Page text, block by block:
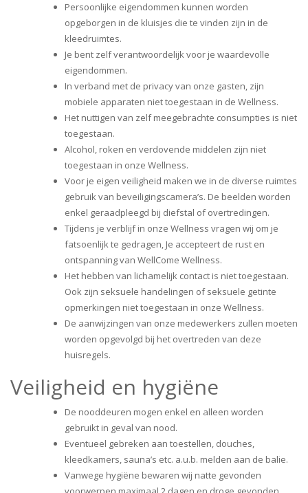
Persoonlijke eigendommen kunnen worden
opgeborgen in de kluisjes die te vinden zijn in de
kleedruimtes.
Je bent zelf verantwoordelijk voor je waardevolle
eigendommen.
In verband met de privacy van onze gasten, zijn
mobiele apparaten niet toegestaan in de Wellness.
Het nuttigen van zelf meegebrachte consumpties is niet
toegestaan.
Alcohol, roken en verdovende middelen zijn niet
toegestaan in onze Wellness.
Voor je eigen veiligheid maken we in de diverse ruimtes
gebruik van beveiligingscamera’s. De beelden worden
enkel geraadpleegd bij diefstal of overtredingen.
Tijdens je verblijf in onze Wellness vragen wij om je
fatsoenlijk te gedragen, Je accepteert de rust en
ontspanning van WellCome Wellness.
Het hebben van lichamelijk contact is niet toegestaan.
Ook zijn seksuele handelingen of seksuele getinte
opmerkingen niet toegestaan in onze Wellness.
De aanwijzingen van onze medewerkers zullen moeten
worden opgevolgd bij het overtreden van deze
huisregels.
Veiligheid en hygiëne
De nooddeuren mogen enkel en alleen worden
gebruikt in geval van nood.
Eventueel gebreken aan toestellen, douches,
kleedkamers, sauna’s etc. a.u.b. melden aan de balie.
Vanwege hygiëne bewaren wij natte gevonden